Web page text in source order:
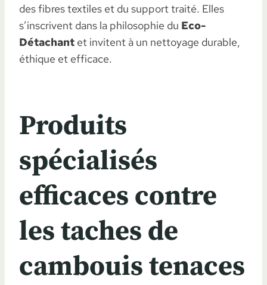
des fibres textiles et du support traité. Elles
s’inscrivent dans la philosophie du Eco-
Détachant et invitent à un nettoyage durable,
éthique et efficace.
Produits
spécialisés
efficaces contre
les taches de
cambouis tenaces